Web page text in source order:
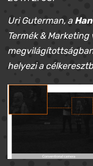
Uri Guterman, a
Termék &
helyezi a